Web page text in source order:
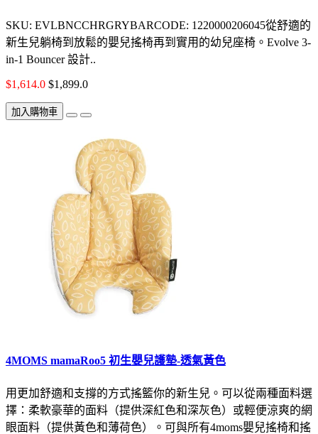
SKU: EVLBNCCHRGRYBARCODE: 1220000206045從舒適的
新生兒躺椅到放鬆的嬰兒搖椅再到實用的幼兒座椅。Evolve 3-
in-1 Bouncer 設計..
$1,614.0 $1,899.0
加入購物車
4MOMS mamaRoo5 初生嬰兒護墊-透氣黃色
用更加舒適和支撐的方式搖籃你的新生兒。可以從兩種面料選
擇：柔軟豪華的面料（提供深紅色和深灰色）或輕便涼爽的網
眼面料（提供黃色和薄荷色）。可與所有4moms嬰兒搖椅和搖